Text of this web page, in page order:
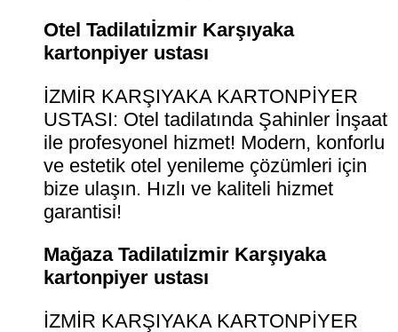
Otel Tadilatıİzmir Karşıyaka
kartonpiyer ustası
İZMİR KARŞIYAKA KARTONPİYER
USTASI: Otel tadilatında Şahinler İnşaat
ile profesyonel hizmet! Modern, konforlu
ve estetik otel yenileme çözümleri için
bize ulaşın. Hızlı ve kaliteli hizmet
garantisi!
Mağaza Tadilatıİzmir Karşıyaka
kartonpiyer ustası
İZMİR KARŞIYAKA KARTONPİYER